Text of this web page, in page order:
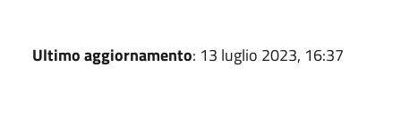
Ultimo aggiornamento: 13 luglio 2023, 16:37